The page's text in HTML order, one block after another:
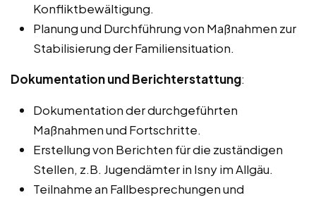
Konfliktbewältigung.
Planung und Durchführung von Maßnahmen zur
Stabilisierung der Familiensituation.
Dokumentation und Berichterstattung:
Dokumentation der durchgeführten
Maßnahmen und Fortschritte.
Erstellung von Berichten für die zuständigen
Stellen, z.B. Jugendämter in Isny im Allgäu.
Teilnahme an Fallbesprechungen und